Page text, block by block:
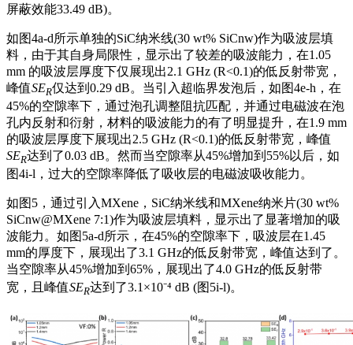
屏蔽效能33.49 dB)。
如图4a-d所示单独的SiC纳米线(30 wt% SiCnw)作为吸波层填
料，由于其自身局限性，显示出了较差的吸波能力，在1.05
mm 的吸波层厚度下仅展现出2.1 GHz (R<0.1)的低反射带宽，
峰值SER仅达到0.29 dB。当引入超临界发泡后，如图4e-h，在
45%的空隙率下，通过泡孔调整阻抗匹配，并通过电磁波在泡
孔内反射和衍射，材料的吸波能力的有了明显提升，在1.9 mm
的吸波层厚度下展现出2.5 GHz (R<0.1)的低反射带宽，峰值
SER达到了0.03 dB。然而当空隙率从45%增加到55%以后，如
图4i-l，过大的空隙率降低了吸收层的电磁波吸收能力。
如图5，通过引入MXene，SiC纳米线和MXene纳米片(30 wt%
SiCnw@MXene 7:1)作为吸波层填料，显示出了显著增加的吸
波能力。如图5a-d所示，在45%的空隙率下，吸波层在1.45
mm的厚度下，展现出了3.1 GHz的低反射带宽，峰值达到了。
当空隙率从45%增加到65%，展现出了4.0 GHz的低反射带
宽，且峰值SER达到了3.1×10⁻⁴ dB (图5i-l)。